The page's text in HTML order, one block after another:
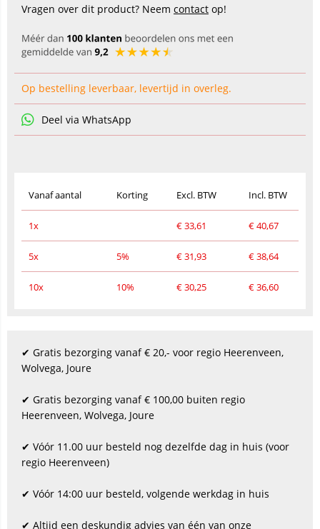
Vragen over dit product? Neem contact op!
Op bestelling leverbaar, levertijd in overleg.
Deel via WhatsApp
Vanaf aantal Korting Excl. BTW Incl. BTW
1x €33,61 €40,67
5x 5% €31,93 €38,64
10x 10% €30,25 €36,60
✔ Gratis bezorging vanaf € 20,- voor regio Heerenveen,
Wolvega, Joure
✔ Gratis bezorging vanaf € 100,00 buiten regio
Heerenveen, Wolvega, Joure
✔ Vóór 11.00 uur besteld nog dezelfde dag in huis (voor
regio Heerenveen)
✔ Vóór 14:00 uur besteld, volgende werkdag in huis
✔ Altijd een deskundig advies van één van onze